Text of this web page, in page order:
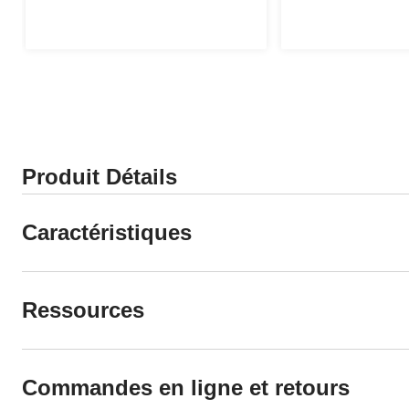
Produit Détails
Caractéristiques
Ressources
Commandes en ligne et retours